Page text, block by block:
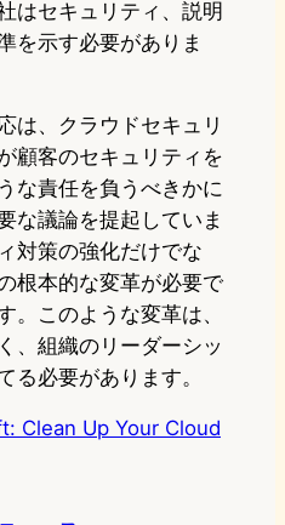
はセキュリティ、説明
を示す必要がありま
は、クラウドセキュリ
顧客のセキュリティを
な責任を負うべきかに
な議論を提起していま
対策の強化だけでな
根本的な変革が必要で
。このような変革は、
、組織のリーダーシッ
る必要があります。
Clean Up Your Cloud